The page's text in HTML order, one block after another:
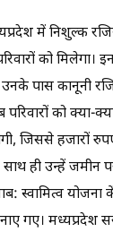
में निशुल्क
को मिलेगा।
पास कानूनी
परिवारों को क्या-
जिससे हजारों
ही उन्हें जमीन
स्वामित्व
गए। मध्यप्रदेश